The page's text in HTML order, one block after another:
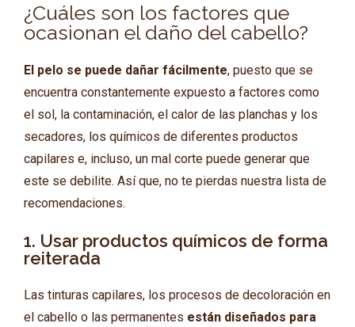
¿Cuáles son los factores que
ocasionan el daño del cabello?
El pelo se puede dañar fácilmente, puesto que se
encuentra constantemente expuesto a factores como
el sol, la contaminación, el calor de las planchas y los
secadores, los químicos de diferentes productos
capilares e, incluso, un mal corte puede generar que
este se debilite. Así que, no te pierdas nuestra lista de
recomendaciones.
1. Usar productos químicos de forma
reiterada
Las tinturas capilares, los procesos de decoloración en
el cabello o las permanentes están diseñados para